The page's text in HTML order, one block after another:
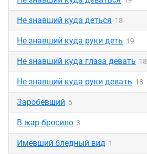
Не знавший куда деться 18
Не знавший куда руки деть 19
Не знавший куда глаза девать 18
Не знавший куда руки девать 18
Заробевший 5
В жар бросило 3
Имевший бледный вид 1